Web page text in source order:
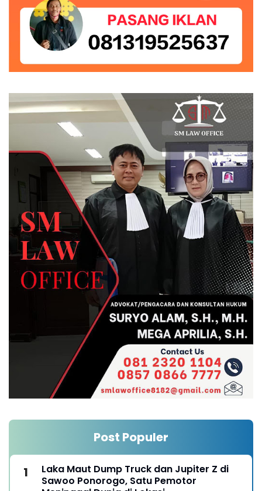
Post Populer
Laka Maut Dump Truck dan Jupiter Z di
Sawoo Ponorogo, Satu Pemotor